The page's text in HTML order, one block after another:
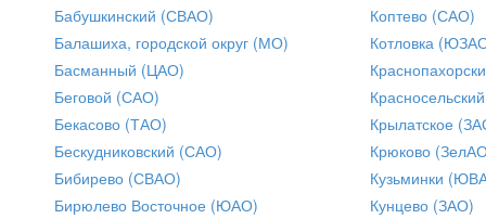
Бабушкинский (СВАО)
Балашиха, городской округ (МО)
Басманный (ЦАО)
Беговой (САО)
Бекасово (ТАО)
Бескудниковский (САО)
Бибирево (СВАО)
Бирюлево Восточное (ЮАО)
Коптево (САО)
Котловка
Крылатское
Крюково
Кузьминки
Кунцево (ЗАО)